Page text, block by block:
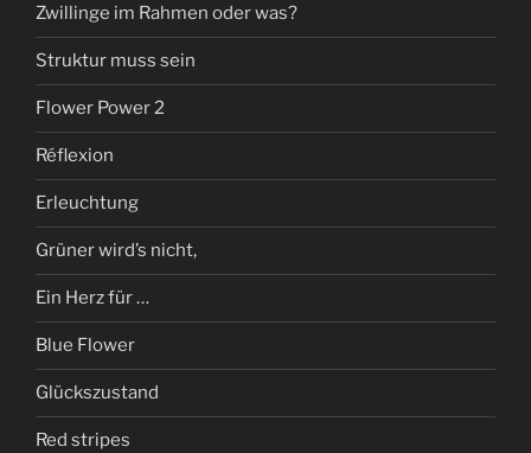
Zwillinge im Rahmen oder was?
Struktur muss sein
Flower Power 2
Réflexion
Erleuchtung
Grüner wird’s nicht,
Ein Herz für …
Blue Flower
Glückszustand
Red stripes